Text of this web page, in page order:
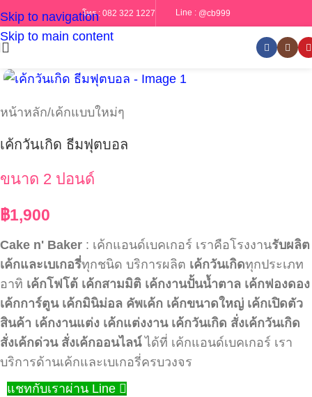
Skip to navigation
Skip to main content
โทร : 082 322 1227 Line : @cb999
หน้าหลัก/เค้กแบบใหม่ๆ
เค้กวันเกิด ธีมฟุตบอล
ขนาด 2 ปอนด์
฿1,900
Cake n' Baker : เค้กแอนด์เบคเกอร์ เราคือโรงงานรับผลิต
เค้กและเบเกอรี่ทุกชนิด บริการผลิต เค้กวันเกิดทุกประเภท
อาทิ เค้กโฟโต้ เค้กสามมิติ เค้กงานปั้นน้ำตาล เค้กฟองดอง
เค้กการ์ตูน เค้กมินิม่อล คัพเค้ก เค้กขนาดใหญ่ เค้กเปิดตัว
สินค้า เค้กงานแต่ง เค้กแต่งงาน เค้กวันเกิด สั่งเค้กวันเกิด
สั่งเค้กด่วน สั่งเค้กออนไลน์ได้ที่ เค้กแอนด์เบคเกอร์ เรา
บริการด้านเค้กและเบเกอรี่ครบวงจร
แชทกับเราผ่าน Line